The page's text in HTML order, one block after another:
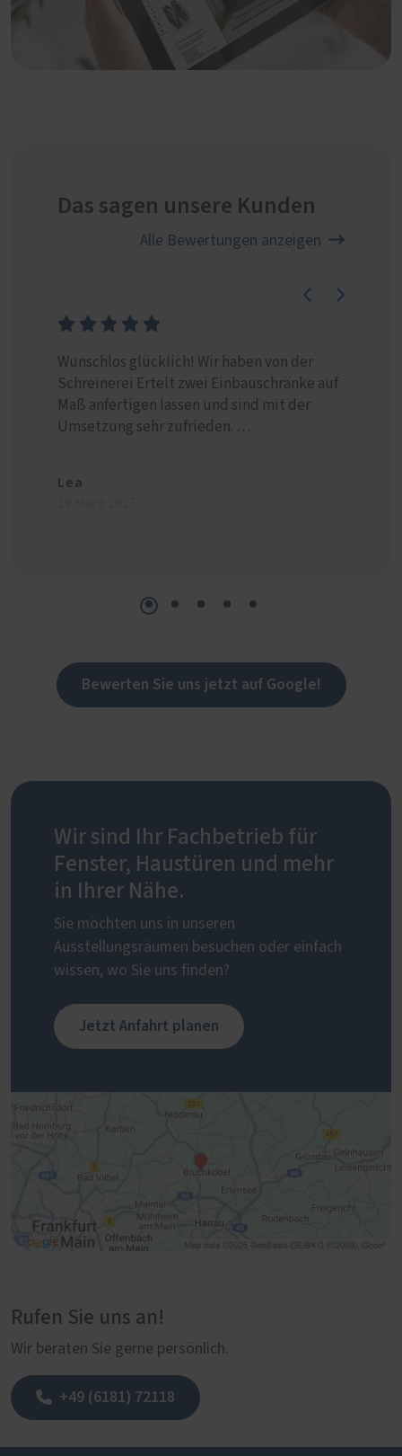
Das sagen unsere Kunden
Alle Bewertungen anzeigen
Wunschlos glücklich! Wir haben von der
Schreinerei Ertelt zwei Einbauschränke auf
Maß anfertigen lassen und sind mit der
Umsetzung sehr zufrieden. …
Lea
Bewerten Sie uns jetzt auf Google!
Wir sind Ihr Fachbetrieb für
Fenster, Haustüren und mehr
in Ihrer Nähe.
Sie möchten uns in unseren
Ausstellungsräumen besuchen oder einfach
wissen, wo Sie uns finden?
Jetzt Anfahrt planen
Rufen Sie uns an!
Wir beraten Sie gerne persönlich.
+49 (6181) 72118